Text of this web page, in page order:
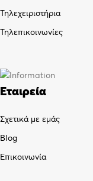
Τηλεχειριστήρια
Τηλεπικοινωνίες
Εταιρεία
Σχετικά με εμάς
Blog
Επικοινωνία